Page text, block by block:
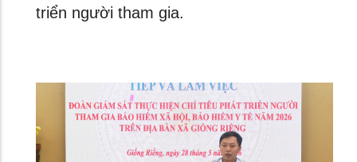
triển người tham gia.